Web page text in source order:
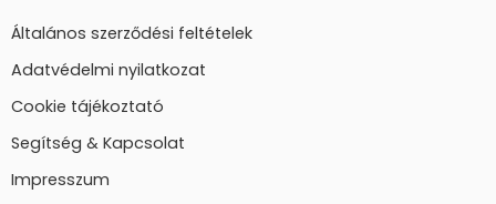
Általános szerződési feltételek
Adatvédelmi nyilatkozat
Cookie tájékoztató
Segítség & Kapcsolat
Impresszum